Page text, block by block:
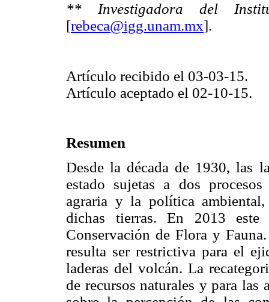
** Investigadora del
[rebeca@igg.unam.mx].
Artículo recibido el 03-03-15.
Artículo aceptado el 02-10-15.
Resumen
Desde la década de 1930, las
estado sujetas a dos
agraria y la política
dichas tierras. En 2013 este
Conservación de Flora y
resulta ser restrictiva para el
laderas del volcán. La
de recursos naturales y para las